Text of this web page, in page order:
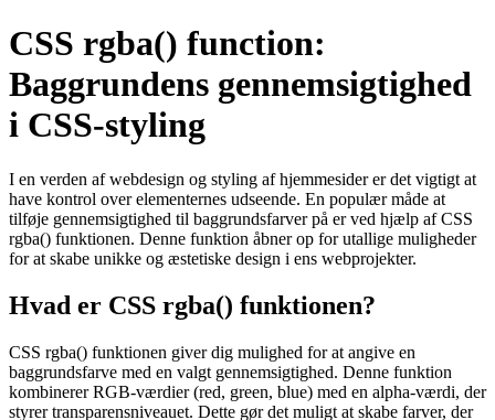
CSS rgba() function:
Baggrundens gennemsigtighed
i CSS-styling
I en verden af webdesign og styling af hjemmesider er det vigtigt at
have kontrol over elementernes udseende. En populær måde at
tilføje gennemsigtighed til baggrundsfarver på er ved hjælp af CSS
rgba() funktionen. Denne funktion åbner op for utallige muligheder
for at skabe unikke og æstetiske design i ens webprojekter.
Hvad er CSS rgba() funktionen?
CSS rgba() funktionen giver dig mulighed for at angive en
baggrundsfarve med en valgt gennemsigtighed. Denne funktion
kombinerer RGB-værdier (red, green, blue) med en alpha-værdi, der
styrer transparensniveauet. Dette gør det muligt at skabe farver, der